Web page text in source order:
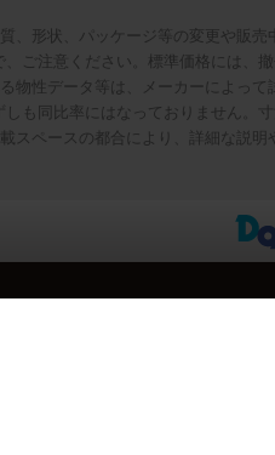
、形状、パッケージ等の変更や販
ご注意ください。標準価格には、
物性データ等は、メーカーによっ
しも同比率にはなっておりません。
スペースの都合により、詳細な説